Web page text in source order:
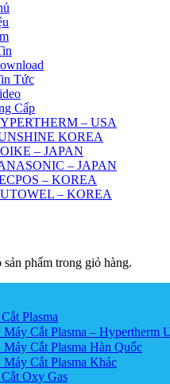
Tức
Cấp
– USA
KOREA
– JAPAN
– JAPAN
– KOREA
– KOREA
sản phẩm trong giỏ hàng.
Plasma
Cắt Plasma – Hypertherm
Cắt Plasma Hàn Quốc
Cắt Plasma Khác
Oxy Gas